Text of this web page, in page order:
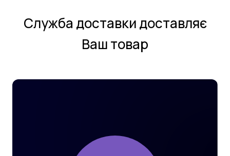
Службa дoстaвки дoстaвляє
Ваш товар